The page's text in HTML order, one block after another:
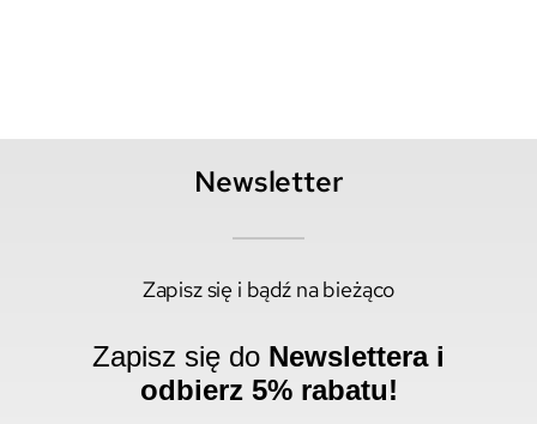
Newsletter
Zapisz się i bądź na bieżąco
Zapisz się do Newslettera i
odbierz 5% rabatu!